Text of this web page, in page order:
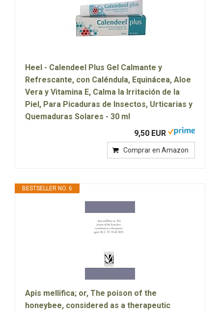
Heel - Calendeel Plus Gel Calmante y
Refrescante, con Caléndula, Equinácea, Aloe
Vera y Vitamina E, Calma la Irritación de la
Piel, Para Picaduras de Insectos, Urticarias y
Quemaduras Solares - 30 ml
9,50 EUR
Comprar en Amazon
BESTSELLER NO. 6
Apis mellifica; or, The poison of the
honeybee, considered as a therapeutic